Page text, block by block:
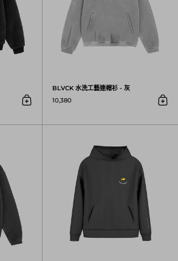
放入購物車
BLVCK 水洗工藝連帽衫 - 灰
10,380
放入
BLVCK 水洗工藝連帽衫 - 黑